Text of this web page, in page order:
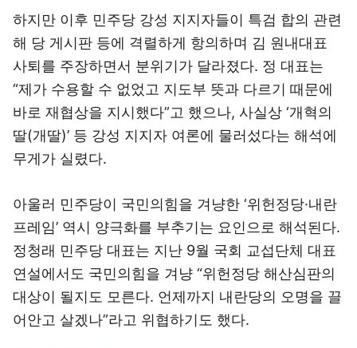
하지만 이후 민주당 강성 지지자들이 특검 합의 관련
해 당 게시판 등에 격렬하게 항의하며 김 원내대표
사퇴를 주장하면서 분위기가 달라졌다. 정 대표는
“제가 수용할 수 없었고 지도부 뜻과 다르기 때문에
바로 재협상을 지시했다”고 했으나, 사실상 ‘개혁의
딸(개딸)’ 등 강성 지지자 여론에 물러섰다는 해석에
무게가 실렸다.
아울러 민주당이 국민의힘을 겨냥한 ‘위헌정당·내란
프레임’ 역시 양극화를 부추기는 요인으로 해석된다.
정청래 민주당 대표는 지난 9월 국회 교섭단체 대표
연설에서도 국민의힘을 겨냥 “위헌정당 해산심판의
대상이 될지도 모른다. 언제까지 내란당의 오명을 끌
어안고 살겠나”라고 위협하기도 했다.